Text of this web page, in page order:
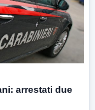
arrestati due